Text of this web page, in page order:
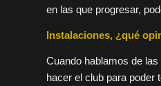
en las que progresar,
Instalaciones, ¿qué
Cuando hablamos de
hacer el club para poder